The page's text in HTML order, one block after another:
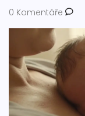
0 Komentáře